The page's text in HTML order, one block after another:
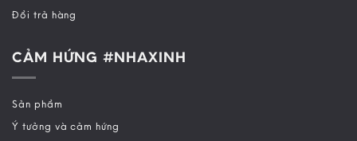
Đổi trả hàng
CẢM HỨNG #NHAXINH
Sản phẩm
Ý tưởng và cảm hứng